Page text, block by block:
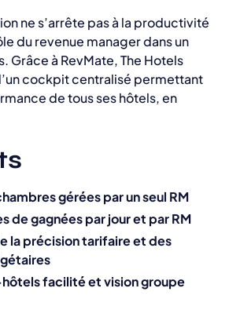
ne s’arrête pas à la productivité
du revenue manager dans un
Grâce à RevMate, The Hotels
cockpit centralisé permettant
de tous ses hôtels, en
gérées par un seul RM
de gagnées par jour et par RM
la précision tarifaire et des
facilité et vision groupe